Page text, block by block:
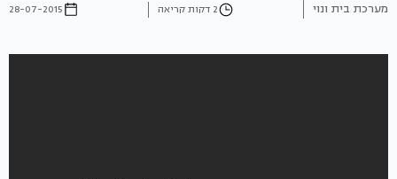
מערכת בית ונוי 2 דקות קריאה 28-07-2015